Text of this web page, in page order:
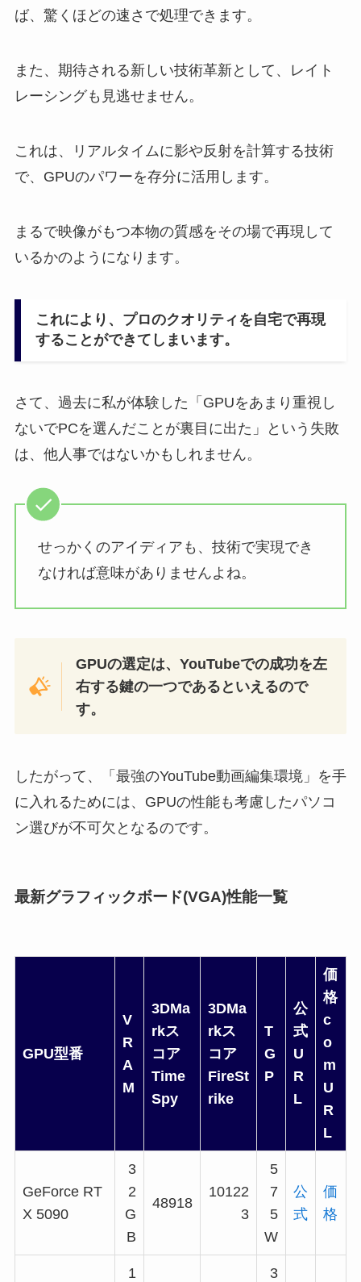
ば、驚くほどの速さで処理できます。
また、期待される新しい技術革新として、レイト
レーシングも見逃せません。
これは、リアルタイムに影や反射を計算する技術
で、GPUのパワーを存分に活用します。
まるで映像がもつ本物の質感をその場で再現して
いるかのようになります。
これにより、プロのクオリティを自宅で再現
することができてしまいます。
さて、過去に私が体験した「GPUをあまり重視し
ないでPCを選んだことが裏目に出た」という失敗
は、他人事ではないかもしれません。
せっかくのアイディアも、技術で実現でき
なければ意味がありませんよね。
GPUの選定は、YouTubeでの成功を左
右する鍵の一つであるといえるので
す。
したがって、「最強のYouTube動画編集環境」を手
に入れるためには、GPUの性能も考慮したパソコ
ン選びが不可欠となるのです。
最新グラフィックボード(VGA)性能一覧
GPU型番
V
R
A
M
3DMa
rkス
コア
Time
Spy
3DMa
rkス
コア
FireSt
rike
T
G
P
公
式
U
R
L
価
格
c
o
m
U
R
L
GeForce RT
X 5090
3
2
G
B
48918
10122
3
5
7
5
W
公
式
価
格
1
3